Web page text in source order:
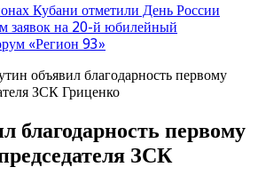
Кубани отметили День России
заявок на 20-й юбилейный
«Регион 93»
объявил благодарность первому
ЗСК Гриценко
благодарность первому
ЗСК